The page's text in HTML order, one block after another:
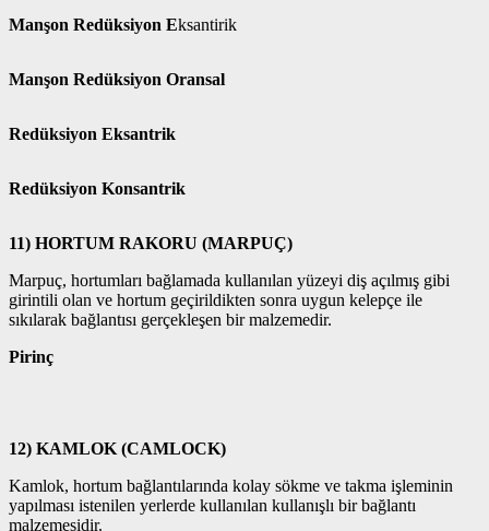
Manşon Redüksiyon Eksantirik
Manşon Redüksiyon Oransal
Redüksiyon Eksantrik
Redüksiyon Konsantrik
11) HORTUM RAKORU (MARPUÇ)
Marpuç, hortumları bağlamada kullanılan yüzeyi diş açılmış gibi
girintili olan ve hortum geçirildikten sonra uygun kelepçe ile
sıkılarak bağlantısı gerçekleşen bir malzemedir.
Pirinç
12) KAMLOK (CAMLOCK)
Kamlok, hortum bağlantılarında kolay sökme ve takma işleminin
yapılması istenilen yerlerde kullanılan kullanışlı bir bağlantı
malzemesidir.